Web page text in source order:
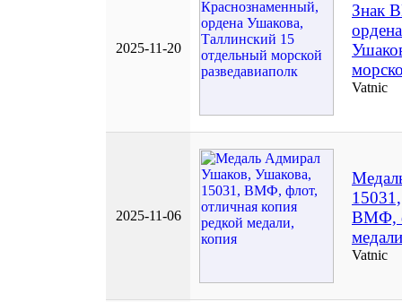
2025-11-20
Знак
ордена
Vatnic
2025-11-06
15031,
ВМФ,
Vatnic